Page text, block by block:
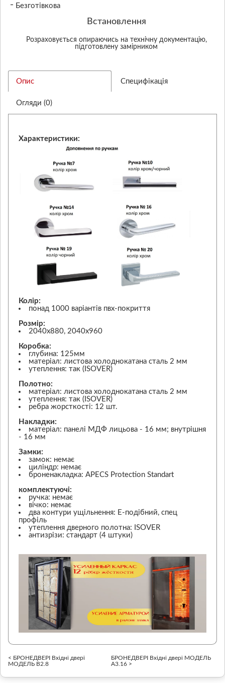
Безготівкова
Встановлення
Розраховується опираючись на технічну документацію,
підготовлену замірником
Опис Специфікація
Огляди (0)
Характеристики:
Колір:
понад 1000 варіантів пвх-покриття
Розмір:
2040х880, 2040х960
Коробка:
глубина: 125мм
матеріал: листова холоднокатана сталь 2 мм
утеплення: так (ISOVER)
Полотно:
матеріал: листова холоднокатана сталь 2 мм
утеплення: так (ISOVER)
ребра жорсткості: 12 шт.
Накладки:
матеріал: панелі МДФ лицьова - 16 мм; внутрішня
- 16 мм
Замки:
замок: немає
циліндр: немає
броненакладка: APECS Protection Standart
комплектуючі:
ручка: немає
вічко: немає
два контури ущільнення: Е-подібний, спец
профіль
утеплення дверного полотна: ISOVER
антизрізи: стандарт (4 штуки)
< БРОНЕДВЕРІ Вхідні двері
МОДЕЛЬ В2.8
БРОНЕДВЕРІ Вхідні двері МОДЕЛЬ
А3.16 >